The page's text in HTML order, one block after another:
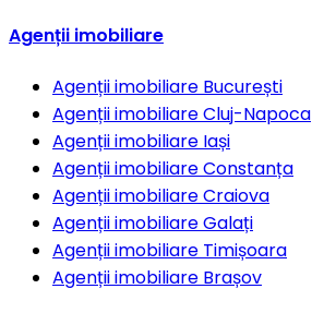
Agenții imobiliare
Agenții imobiliare București
Agenții imobiliareCluj-Napoca
Agenții imobiliare Iași
Agenții imobiliareConstanța
Agenții imobiliareCraiova
Agenții imobiliareGalați
Agenții imobiliare Timișoara
Agenții imobiliare Brașov